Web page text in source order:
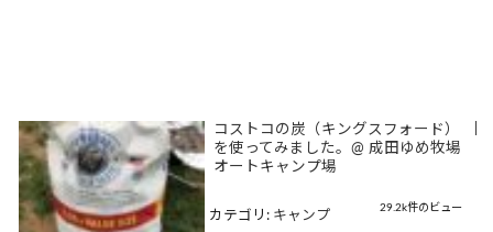
コストコの炭（キングスフォード）
を使ってみました。@ 成田ゆめ牧場
オートキャンプ場
29.2k件のビュー
カテゴリ: キャンプ